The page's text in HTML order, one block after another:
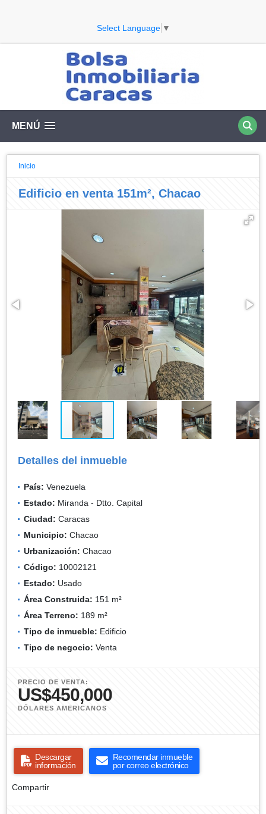
Select Language ▼
MENÚ
Inicio
Edificio en venta 151m², Chacao
Detalles del inmueble
País: Venezuela
Estado: Miranda - Dtto. Capital
Ciudad: Caracas
Municipio: Chacao
Urbanización: Chacao
Código: 10002121
Estado: Usado
Área Construida: 151 m²
Área Terreno: 189 m²
Tipo de inmueble: Edificio
Tipo de negocio: Venta
PRECIO DE VENTA:
US$450,000
DÓLARES AMERICANOS
Descargar
información
Recomendar inmueble
por correo electrónico
Compartir